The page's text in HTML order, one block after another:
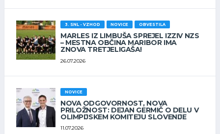
3. SNL - VZHOD NOVICE OBVESTILA
MARLES IZ LIMBUŠA SPREJEL IZZIV NZS
– MESTNA OBČINA MARIBOR IMA
ZNOVA TRETJELIGAŠA!
26.07.2026
NOVICE
NOVA ODGOVORNOST, NOVA
PRILOŽNOST: DEJAN GERMIČ O DELU V
OLIMPIJSKEM KOMITEJU SLOVENIJE
11.07.2026